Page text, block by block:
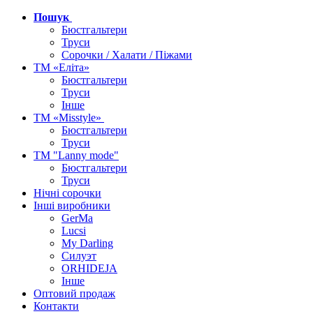
Пошук
Бюстгальтери
Труси
Сорочки / Халати / Піжами
ТМ «Еліта»
Бюстгальтери
Труси
Інше
ТМ «Misstyle»
Бюстгальтери
Труси
ТМ "Lanny mode"
Бюстгальтери
Труси
Нічні сорочки
Інші виробники
GerMa
Lucsi
My Darling
Силуэт
ORHIDEJA
Інше
Оптовий продаж
Контакти